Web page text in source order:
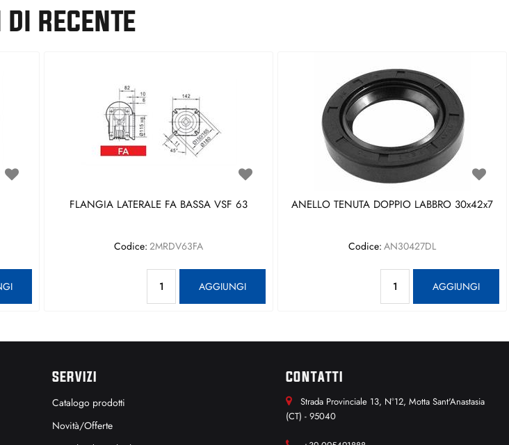
RECENTE
FLANGIA LATERALE FA BASSA VSF 63
Codice: 2MRDV63FA
AGGIUNGI
ANELLO TENUTA DOPPIO LABBRO 30x42x7
Codice: AN30427DL
AGGIUNGI
SERVIZI
Catalogo prodotti
Novità/Offerte
CONTATTI
Strada Provinciale 13, N°12, Motta Sant'Anastasia
(CT) - 95040